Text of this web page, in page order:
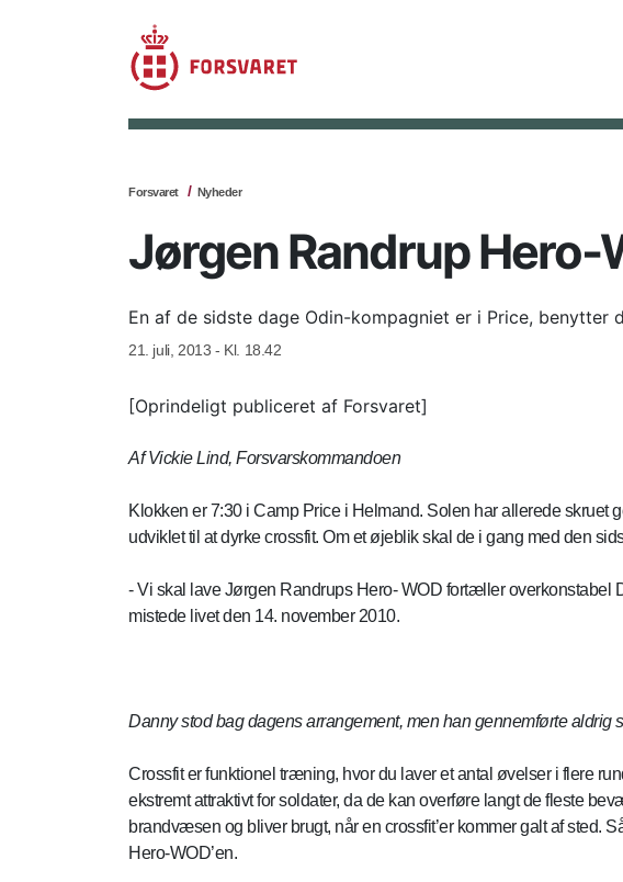
Forsvaret Nyheder
Jørgen Randrup Hero-
En af de sidste dage Odin-kompagniet er i Price, benytter
21. juli, 2013 - Kl. 18.42
[Oprindeligt publiceret af Forsvaret]
Af Vickie Lind, Forsvarskommandoen
Klokken er 7:30 i Camp Price i Helmand. Solen har allerede skruet
udviklet til at dyrke crossfit. Om et øjeblik skal de i gang med den
- Vi skal lave Jørgen Randrups Hero- WOD fortæller overkonstabel
mistede livet den 14. november 2010.
Danny stod bag dagens arrangement, men han gennemførte aldrig
Crossfit er funktionel træning, hvor du laver et antal øvelser i flere
ekstremt attraktivt for soldater, da de kan overføre langt de fleste
brandvæsen og bliver brugt, når en crossfit’er kommer galt af sted.
Hero-WOD’en.